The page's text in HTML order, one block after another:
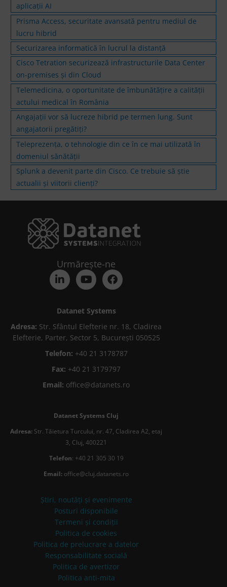
aplicații AI
Prisma Access, securitate avansată pentru mediul de
lucru hibrid
Securizarea informatică în lucrul la distanţă
Cisco Tetration securizează infrastructurile Data Center
on-premises și din Cloud
Telemedicina, o oportunitate de îmbunătățire a calității
actului medical în România
Angajații vor să lucreze hibrid pe termen lung. Sunt
angajatorii pregătiți?
Teleprezența, o tehnologie din ce în ce mai utilizată în
domeniul sănătății
Splunk a devenit parte din Cisco. Ce trebuie să știe
actualii și viitorii clienți?
Urmărește-ne
Datanet Systems
Adresa: Str. Sfântul Elefterie nr. 18, Cladirea
Elefterie, Parter, Sector 5, București 050525
Telefon: +40 21 3178787
Fax: +40 21 3179797
Email: office@datanets.ro
Datanet Systems Cluj
Adresa: Str. Tăietura Turcului, nr. 47, Cladirea A2, etaj
3, Cluj, 400221
Telefon: +40 21 305 30 19
Email: office@cluj.datanets.ro
Știri, noutăți și evenimente
Posturi disponibile
Termeni și condiții
Politica de cookies
Politica de prelucrare a datelor
Responsabilitate socială
Politica de avertizor
Politica anti-mita